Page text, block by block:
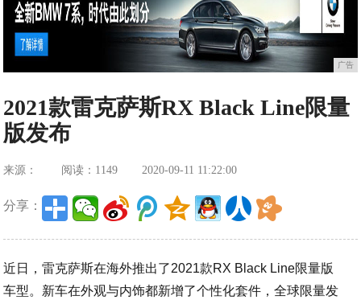
广告
2021款雷克萨斯RX Black Line限量
版发布
来源： 阅读：1149 2020-09-11 11:22:00
分享：
近日，雷克萨斯在海外推出了2021款RX Black Line限量版
车型。新车在外观与内饰都新增了个性化套件，全球限量发